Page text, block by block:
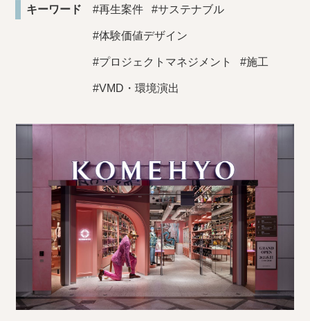
キーワード #再生案件 #サステナブル
#体験価値デザイン
#プロジェクトマネジメント #施工
#VMD・環境演出